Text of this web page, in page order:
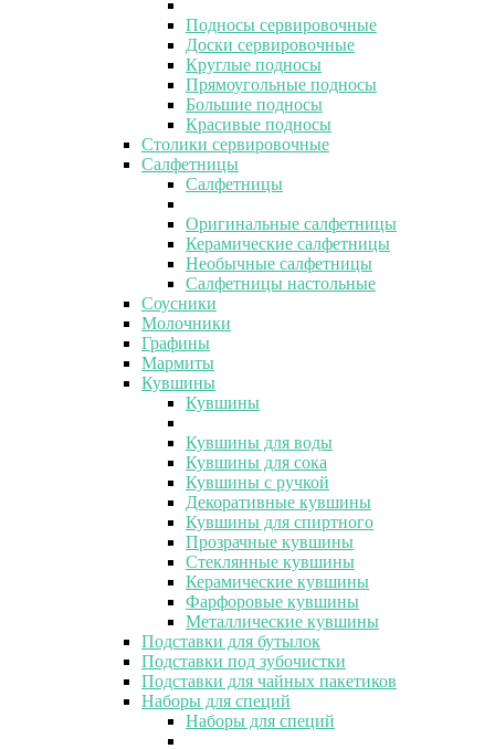
Подносы сервировочные
Доски сервировочные
Круглые подносы
Прямоугольные подносы
Большие подносы
Красивые подносы
Столики сервировочные
Салфетницы
Салфетницы
Оригинальные салфетницы
Керамические салфетницы
Необычные салфетницы
Салфетницы настольные
Соусники
Молочники
Графины
Мармиты
Кувшины
Кувшины
Кувшины для воды
Кувшины для сока
Кувшины с ручкой
Декоративные кувшины
Кувшины для спиртного
Прозрачные кувшины
Стеклянные кувшины
Керамические кувшины
Фарфоровые кувшины
Металлические кувшины
Подставки для бутылок
Подставки под зубочистки
Подставки для чайных пакетиков
Наборы для специй
Наборы для специй